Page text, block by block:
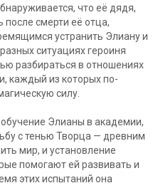
что её дядя,
после смерти её отца,
устранить Элиану и
ситуациях героиня
разбираться в отношениях
каждый из которых по-
силу.
Элианы в академии,
с тенью Творца — древним
мир, и установление
помогают ей развивать и
этих испытаний она